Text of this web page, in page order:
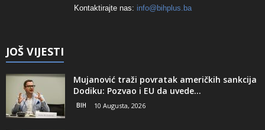
Kontaktirajte nas: info@bihplus.ba
JOŠ VIJESTI
Mujanović traži povratak američkih sankcija
Dodiku: Pozvao i EU da uvede...
BIH 10 Augusta, 2026